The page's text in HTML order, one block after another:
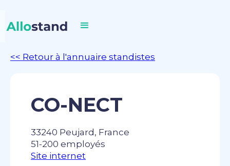
<< Retour à l'annuaire standistes
CO-NECT
33240 Peujard, France
51-200 employés
Site internet